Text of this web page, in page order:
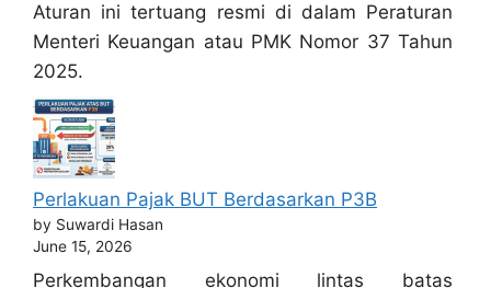
Aturan ini tertuang resmi di dalam Peraturan
Menteri Keuangan atau PMK Nomor 37 Tahun
2025.
Perlakuan Pajak BUT Berdasarkan P3B
by Suwardi Hasan
June 15, 2026
Perkembangan ekonomi lintas batas